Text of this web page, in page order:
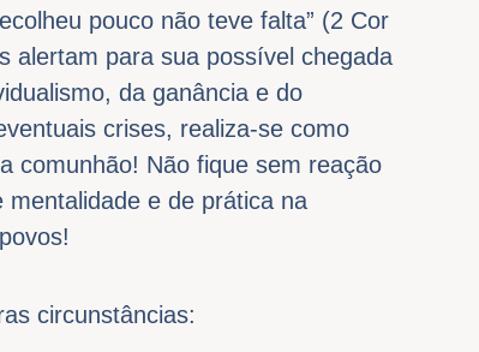
pouco não teve falta” (2 Cor
alertam para sua possível chegada
da ganância e do
crises, realiza-se como
comunhão! Não fique sem reação
e de prática na
circunstâncias: